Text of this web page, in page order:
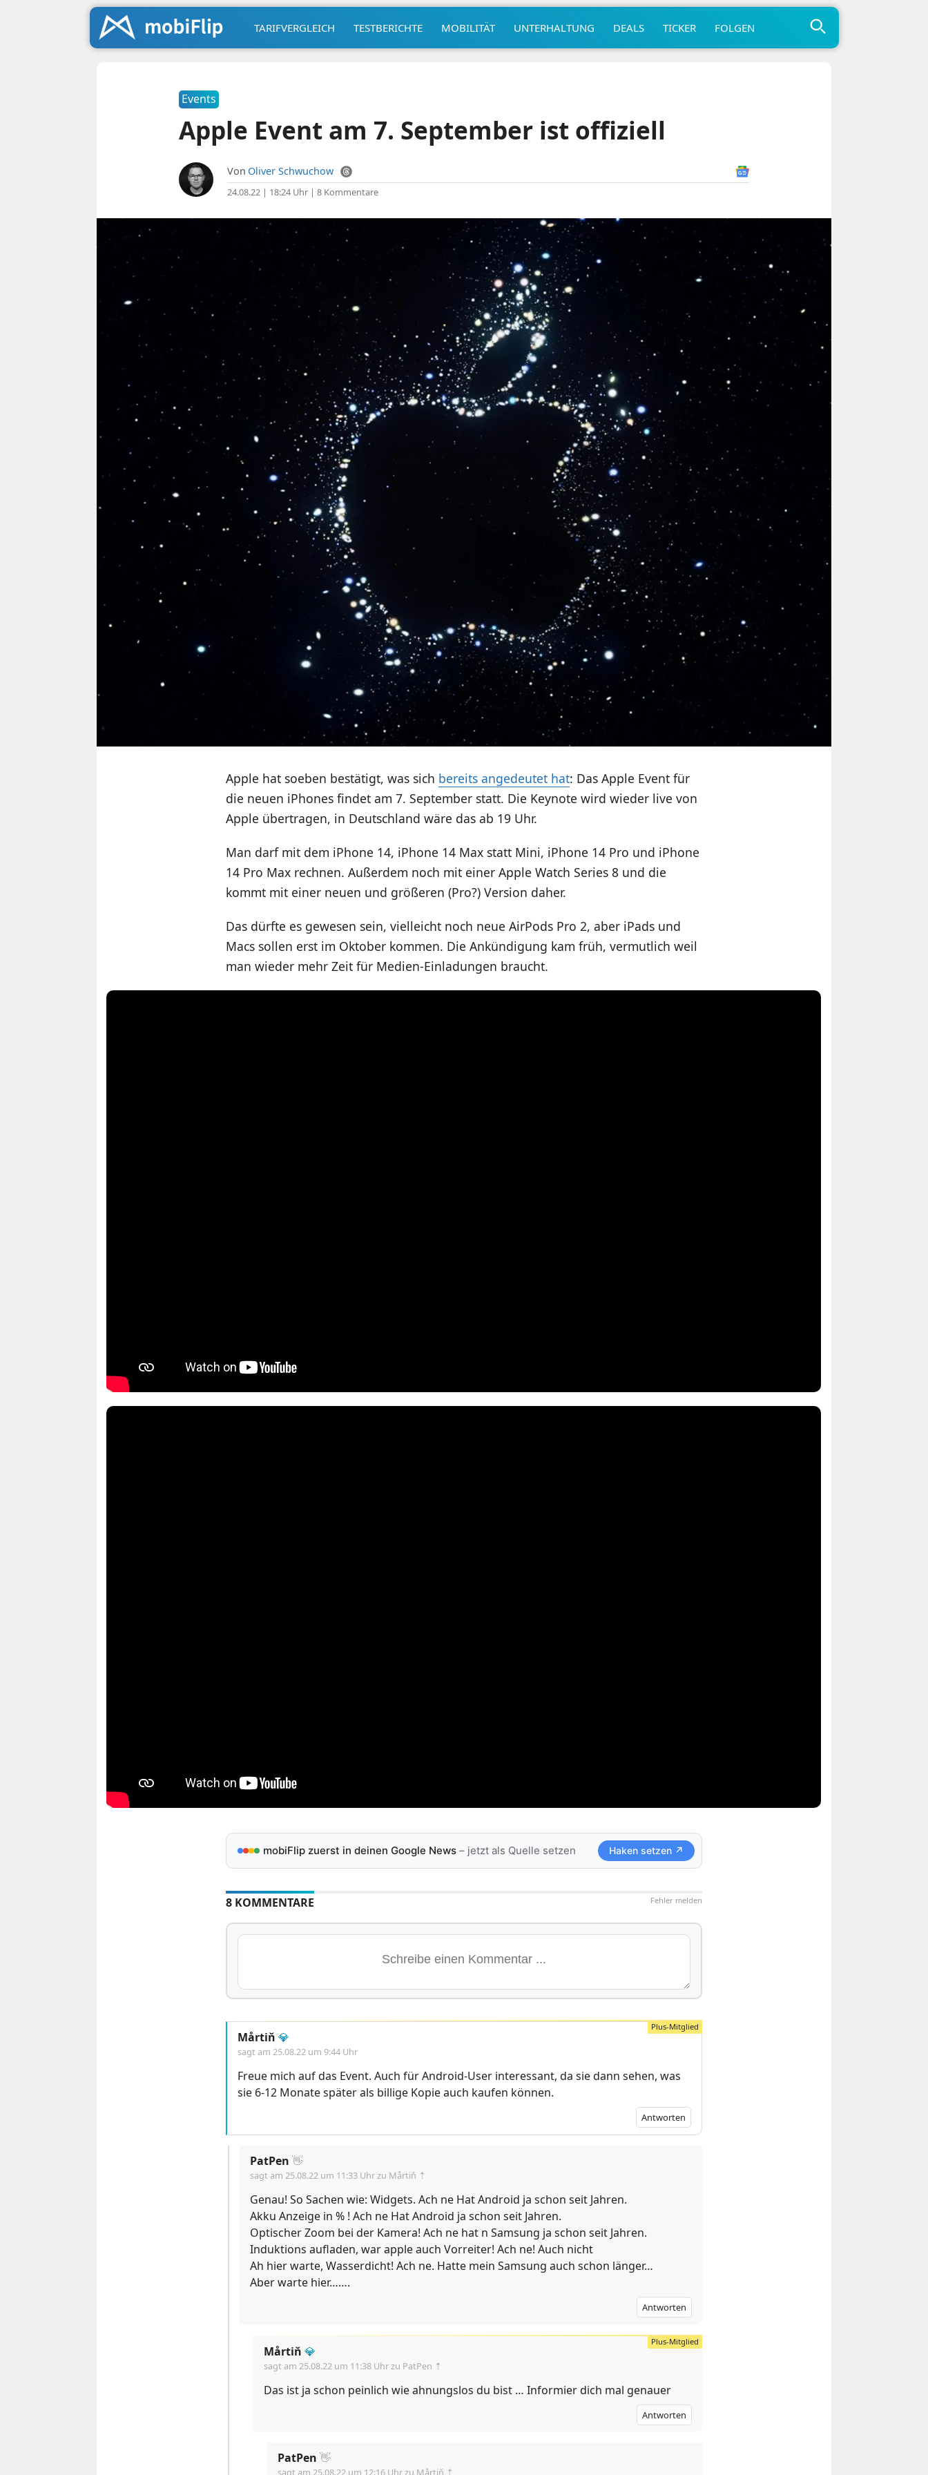
TARIFVERGLEICH TESTBERICHTE MOBILITÄT UNTERHALTUNG DEALS TICKER FOLGEN
Events
Apple Event am 7. September ist offiziell
Von Oliver Schwuchow
24.08.22 | 18:24 Uhr| 8 Kommentare
Apple hat soeben bestätigt, was sich bereits angedeutet hat: Das Apple Event für
die neuen iPhones findet am 7. September statt. Die Keynote wird wieder live von
Apple übertragen, in Deutschland wäre das ab 19 Uhr.
Man darf mit dem iPhone 14, iPhone 14 Max statt Mini, iPhone 14 Pro und iPhone
14 Pro Max rechnen. Außerdem noch mit einer Apple Watch Series 8 und die
kommt mit einer neuen und größeren (Pro?) Version daher.
Das dürfte es gewesen sein, vielleicht noch neue AirPods Pro 2, aber iPads und
Macs sollen erst im Oktober kommen. Die Ankündigung kam früh, vermutlich weil
man wieder mehr Zeit für Medien-Einladungen braucht.
mobiFlip zuerst in deinen Google News– jetzt als Quelle setzen Haken setzen ↗
Fehler melden
8 KOMMENTARE
Mårtiň 💎
sagt am 25.08.22 um 9:44 Uhr
Freue mich auf das Event. Auch für Android-User interessant, da sie dann sehen, was
sie 6-12 Monate später als billige Kopie auch kaufen können.
Antworten
PatPen 👋
sagt am 25.08.22 um 11:33 Uhrzu Mårtiň ⇡
Genau! So Sachen wie: Widgets. Ach ne Hat Android ja schon seit Jahren.
Akku Anzeige in % ! Ach ne Hat Android ja schon seit Jahren.
Optischer Zoom bei der Kamera! Ach ne hat n Samsung ja schon seit Jahren.
Induktions aufladen, war apple auch Vorreiter! Ach ne! Auch nicht
Ah hier warte, Wasserdicht! Ach ne. Hatte mein Samsung auch schon länger…
Aber warte hier…….
Antworten
Mårtiň 💎
sagt am 25.08.22 um 11:38 Uhrzu PatPen ⇡
Das ist ja schon peinlich wie ahnungslos du bist … Informier dich mal genauer
Antworten
PatPen 👋
sagt am 25.08.22 um 12:16 Uhr zu Mårtiň ⇡